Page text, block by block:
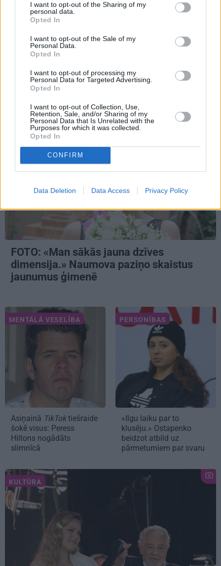
I want to opt-out of the Sharing of my
personal data.
Opted In
I want to opt-out of the Sale of my
Personal Data.
Opted In
I want to opt-out of processing my
Personal Data for Targeted Advertising.
Opted In
I want to opt-out of Collection, Use,
Retention, Sale, and/or Sharing of my
Personal Data that Is Unrelated with the
Purposes for which it was collected.
Opted In
CONFIRM
Data Deletion Data Access Privacy Policy
Influencere Martelly godīgi pasaka, vai
tiešām precējās Gluzunovas kleitā
PERSONĪBAS
FOTO: «Man sākās jauna dzīves
dimensija.» Naumova paziņo skaistus
jaunumus ģimenē
MENTĀLĀ VESELĪBA
Asiņainā TikToktiešraide
šokē visus: Peress
Hiltons nogādāts
slimnīcā
PERSONĪBAS
«Ilgu laiku par to
klusēju.» Ostapenko
beidzot atbild uz
pārmetumiem par svaru
KULTŪRA